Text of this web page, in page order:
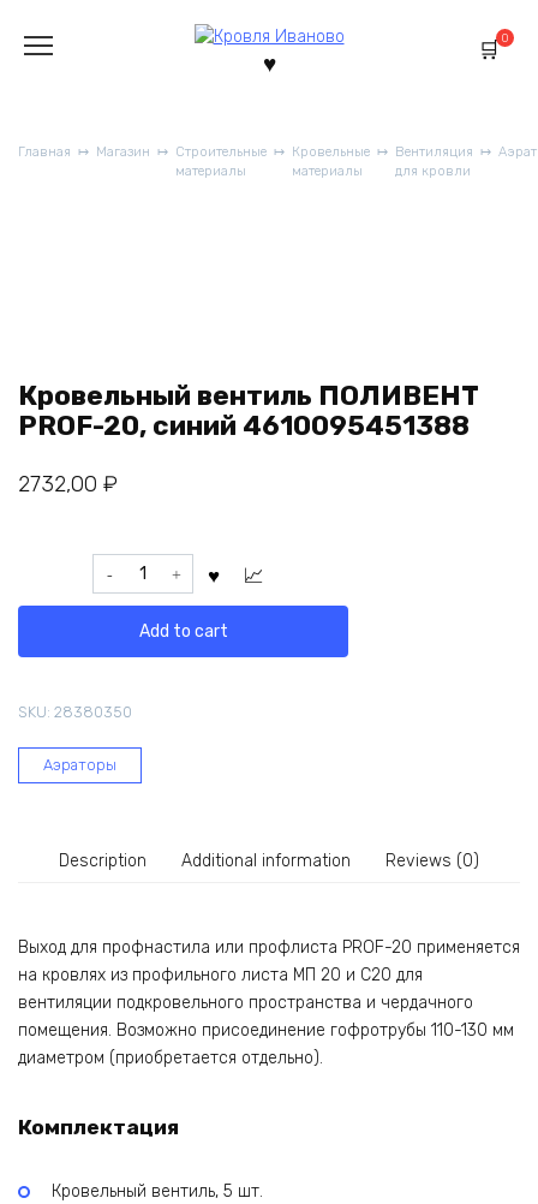
содержанию
0
Главная Магазин
Строительные
материалы
Кровельные
материалы
Вентиляция
для кровли
Кровельный вентиль ПОЛИВЕНТ
PROF-20, синий 4610095451388
2732,00 ₽
Кровельный
вентиль
PROF-
4610095451388
Add to cart
SKU: 28380350
Аэраторы
Description Additional information Reviews (0)
Выход для профнастила или профлиста PROF-20 применяется
на кровлях из профильного листа МП 20 и С20 для
вентиляции подкровельного пространства и чердачного
помещения. Возможно присоединение гофротрубы 110-130 мм
диаметром (приобретается отдельно).
Комплектация
Кровельный вентиль, 5 шт.